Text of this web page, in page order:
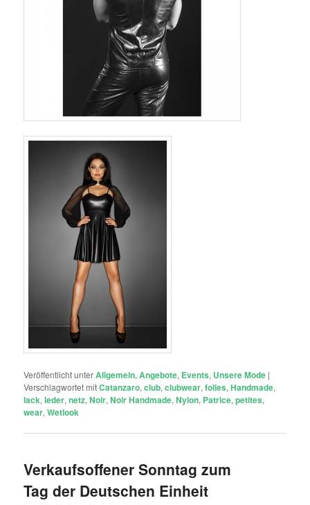
Veröffentlicht unterAllgemein,Angebote, Events, Unsere Mode |
Verschlagwortet mitCatanzaro,club,clubwear,folies,Handmade,
lack,leder,netz,Noir,Noir Handmade,Nylon, Patrice,petites,
wear,Wetlook
Verkaufsoffener Sonntag zum
Tag der Deutschen Einheit